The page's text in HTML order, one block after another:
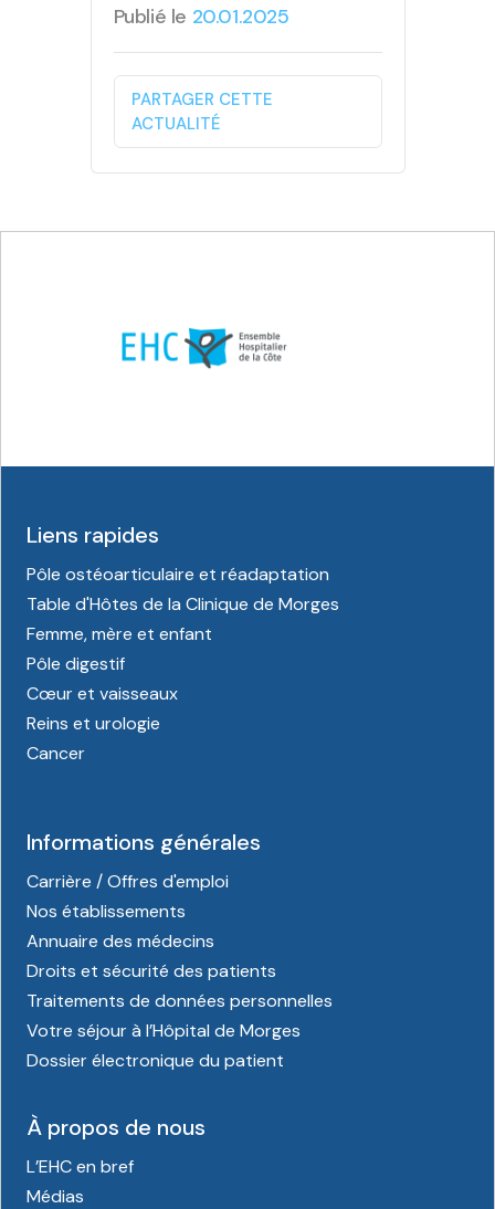
Publié le 20.01.2025
PARTAGER CETTE
ACTUALITÉ
Liens rapides
Pôle ostéoarticulaire et réadaptation
Table d'Hôtes de la Clinique de Morges
Femme, mère et enfant
Pôle digestif
Cœur et vaisseaux
Reins et urologie
Cancer
Informations générales
Carrière / Offres d'emploi
Nos établissements
Annuaire des médecins
Droits et sécurité des patients
Traitements de données personnelles
Votre séjour à l’Hôpital de Morges
Dossier électronique du patient
À propos de nous
L’EHC en bref
Médias